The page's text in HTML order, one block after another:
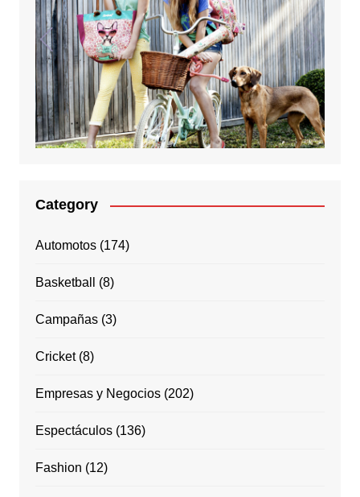
Category
Automotos(174)
Basketball (8)
Campañas(3)
Cricket(8)
Empresas y Negocios(202)
Espectáculos(136)
Fashion (12)